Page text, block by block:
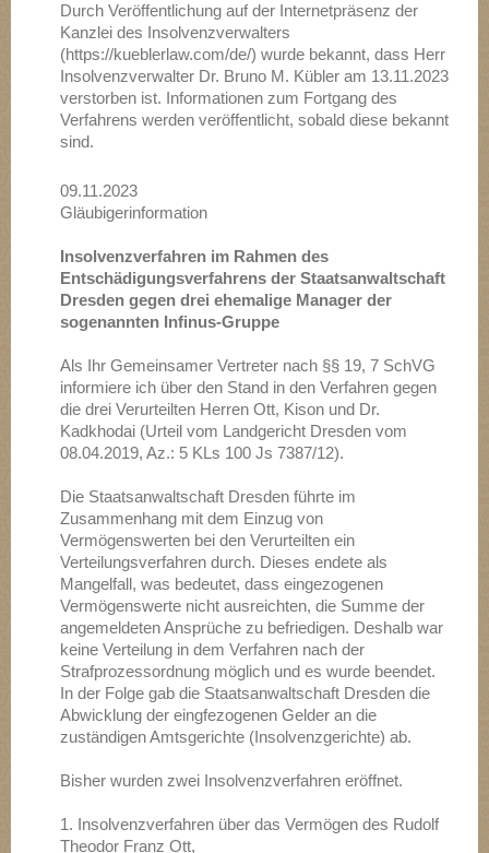
Durch Veröffentlichung auf der Internetpräsenz der
Kanzlei des Insolvenzverwalters
(https://kueblerlaw.com/de/) wurde bekannt, dass Herr
Insolvenzverwalter Dr. Bruno M. Kübler am 13.11.2023
verstorben ist. Informationen zum Fortgang des
Verfahrens werden veröffentlicht, sobald diese bekannt
sind.
09.11.2023
Gläubigerinformation
Insolvenzverfahren im Rahmen des
Entschädigungsverfahrens der Staatsanwaltschaft
Dresden gegen drei ehemalige Manager der
sogenannten Infinus-Gruppe
Als Ihr Gemeinsamer Vertreter nach §§ 19, 7 SchVG
informiere ich über den Stand in den Verfahren gegen
die drei Verurteilten Herren Ott, Kison und Dr.
Kadkhodai (Urteil vom Landgericht Dresden vom
08.04.2019, Az.: 5 KLs 100 Js 7387/12).
Die Staatsanwaltschaft Dresden führte im
Zusammenhang mit dem Einzug von
Vermögenswerten bei den Verurteilten ein
Verteilungsverfahren durch. Dieses endete als
Mangelfall, was bedeutet, dass eingezogenen
Vermögenswerte nicht ausreichten, die Summe der
angemeldeten Ansprüche zu befriedigen. Deshalb war
keine Verteilung in dem Verfahren nach der
Strafprozessordnung möglich und es wurde beendet.
In der Folge gab die Staatsanwaltschaft Dresden die
Abwicklung der eingfezogenen Gelder an die
zuständigen Amtsgerichte (Insolvenzgerichte) ab.
Bisher wurden zwei Insolvenzverfahren eröffnet.
1. Insolvenzverfahren über das Vermögen des Rudolf
Theodor Franz Ott,